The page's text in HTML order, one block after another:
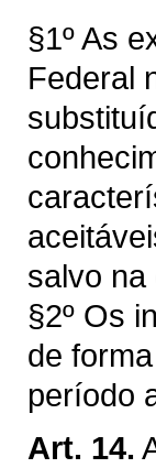
§1º As
Federal
salvo
§2º Os
de
período
Art. 14.